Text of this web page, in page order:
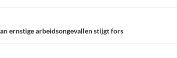
ernstige arbeidsongevallen stijgt fors